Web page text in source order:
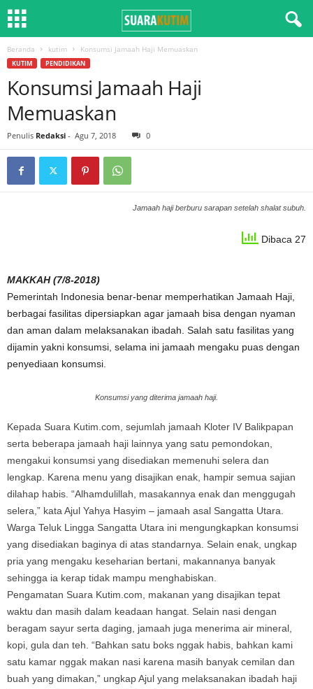
Beranda kutim Konsumsi Jamaah Haji Memuaskan
KUTIM PENDIDIKAN
Konsumsi Jamaah Haji
Memuaskan
Penulis Redaksi - Agu 7, 2018 0
Jamaah haji berburu sarapan setelah shalat subuh.
Dibaca 27
MAKKAH (7/8-2018)
Pemerintah Indonesia benar-benar memperhatikan Jamaah Haji,
berbagai fasilitas dipersiapkan agar jamaah bisa dengan nyaman
dan aman dalam melaksanakan ibadah. Salah satu fasilitas yang
dijamin yakni konsumsi, selama ini jamaah mengaku puas dengan
penyediaan konsumsi.
Konsumsi yang diterima jamaah haji.
Kepada Suara Kutim.com, sejumlah jamaah Kloter IV Balikpapan
serta beberapa jamaah haji lainnya yang satu pemondokan,
mengakui konsumsi yang disediakan memenuhi selera dan
lengkap. Karena menu yang disajikan enak, hampir semua sajian
dilahap habis. “Alhamdulillah, masakannya enak dan menggugah
selera,” kata Ajul Yahya Hasyim – jamaah asal Sangatta Utara.
Warga Teluk Lingga Sangatta Utara ini mengungkapkan konsumsi
yang disediakan baginya di atas standarnya. Selain enak, ungkap
pria yang mengaku keseharian bertani, makannanya banyak
sehingga ia kerap tidak mampu menghabiskan.
Pengamatan Suara Kutim.com, makanan yang disajikan tepat
waktu dan masih dalam keadaan hangat. Selain nasi dengan
beragam sayur serta daging, jamaah juga menerima air mineral,
kopi, gula dan teh. “Bahkan satu boks nggak habis, bahkan kami
satu kamar nggak makan nasi karena masih banyak cemilan dan
buah yang dimakan,” ungkap Ajul yang melaksanakan ibadah haji